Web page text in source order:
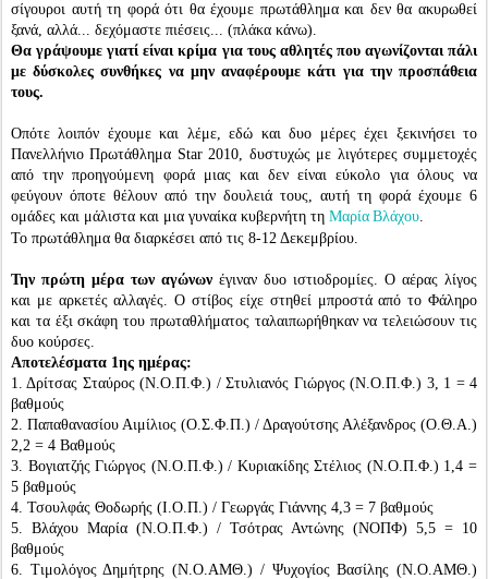
σίγουροι αυτή τη φορά ότι θα έχουμε πρωτάθλημα και δεν θα ακυρωθεί
ξανά, αλλά... δεχόμαστε πιέσεις... (πλάκα κάνω).
Θα γράψουμε γιατί είναι κρίμα για τους αθλητές που αγωνίζονται πάλι
με δύσκολες συνθήκες να μην αναφέρουμε κάτι για την προσπάθεια
τους.
Οπότε λοιπόν έχουμε και λέμε, εδώ και δυο μέρες έχει ξεκινήσει το
Πανελλήνιο Πρωτάθλημα Star 2010, δυστυχώς με λιγότερες συμμετοχές
από την προηγούμενη φορά μιας και δεν είναι εύκολο για όλους να
φεύγουν όποτε θέλουν από την δουλειά τους, αυτή τη φορά έχουμε 6
ομάδες και μάλιστα και μια γυναίκα κυβερνήτη τη Μαρία Βλάχου.
Το πρωτάθλημα θα διαρκέσει από τις 8-12 Δεκεμβρίου.
Την πρώτη μέρα των αγώνων έγιναν δυο ιστιοδρομίες. Ο αέρας λίγος
και με αρκετές αλλαγές. Ο στίβος είχε στηθεί μπροστά από το Φάληρο
και τα έξι σκάφη του πρωταθλήματος ταλαιπωρήθηκαν να τελειώσουν τις
δυο κούρσες.
Αποτελέσματα 1ης ημέρας:
1. Δρίτσας Σταύρος (Ν.Ο.Π.Φ.) / Στυλιανός Γιώργος (Ν.Ο.Π.Φ.) 3, 1 = 4
βαθμούς
2. Παπαθανασίου Αιμίλιος (Ο.Σ.Φ.Π.) / Δραγούτσης Αλέξανδρος (Ο.Θ.Α.)
2,2 = 4 Βαθμούς
3. Βογιατζής Γιώργος (Ν.Ο.Π.Φ.) / Κυριακίδης Στέλιος (Ν.Ο.Π.Φ.) 1,4 =
5 βαθμούς
4. Τσουλφάς Θοδωρής (Ι.Ο.Π.) / Γεωργάς Γιάννης 4,3 = 7 βαθμούς
5. Βλάχου Μαρία (Ν.Ο.Π.Φ.) / Τσότρας Αντώνης (ΝΟΠΦ) 5,5 = 10
βαθμούς
6. Τιμολόγος Δημήτρης (Ν.Ο.ΑΜΘ.) / Ψυχογίος Βασίλης (Ν.Ο.ΑΜΘ.)